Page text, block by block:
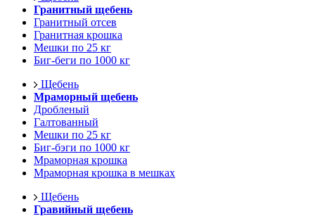
Гранитный щебень
Гранитный отсев
Гранитная крошка
Мешки по 25 кг
Биг-беги по 1000 кг
Щебень
Мраморный щебень
Дробленый
Галтованный
Мешки по 25 кг
Биг-бэги по 1000 кг
Мраморная крошка
Мраморная крошка в мешках
Щебень
Гравийный щебень